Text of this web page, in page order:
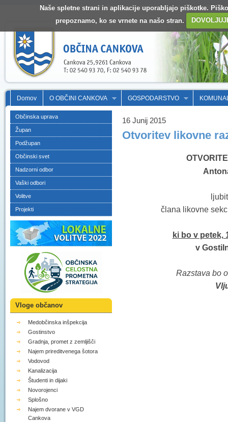
Naše spletne strani in aplikacije uporabljajo piškotke.
prepoznamo, ko se vrnete na našo stran.
Domov O OBČINI CANKOVA GOSPODARSTVO
Občinska uprava
Župan
Podžupan
Občinski svet
Nadzorni odbor
Vaški odbori
Volitve
Projekti
Vloge občanov
Medobčinska inšpekcija
Gostinstvo
Gradnja, promet z zemljišči
Najem prireditvenega šotora
Vodovod
Kanalizacija
Študenti in dijaki
Novorojenci
Splošno
Najem dvorane v VGD
Cankova
16 Junij 2015
Otvoritev likovne
člana likovne
ki bo v petek,
v
Razstava bo